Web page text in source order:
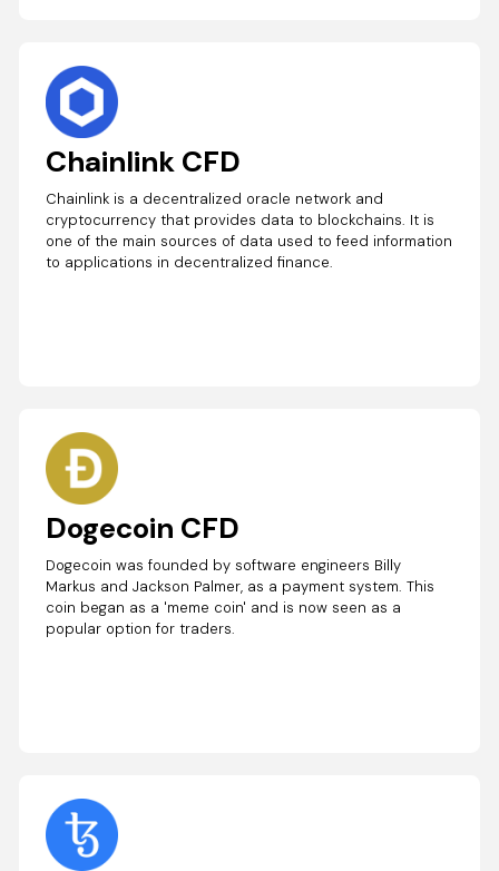
Chainlink CFD
Chainlink is a decentralized oracle network and
cryptocurrency that provides data to blockchains. It is
one of the main sources of data used to feed information
to applications in decentralized finance.
Dogecoin CFD
Dogecoin was founded by software engineers Billy
Markus and Jackson Palmer, as a payment system. This
coin began as a 'meme coin' and is now seen as a
popular option for traders.